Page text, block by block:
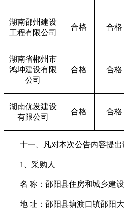
湖南邵州建设
工程有限公司
合格 合格
湖南省郴州市
鸿坤建设有限
公司
合格 合格
湖南优发建设
有限公司
合格 合格
十一、凡对本次公告内容提出
1、采购人
名 称： 邵阳县住房和城乡建
地 址：邵阳县塘渡口镇邵阳